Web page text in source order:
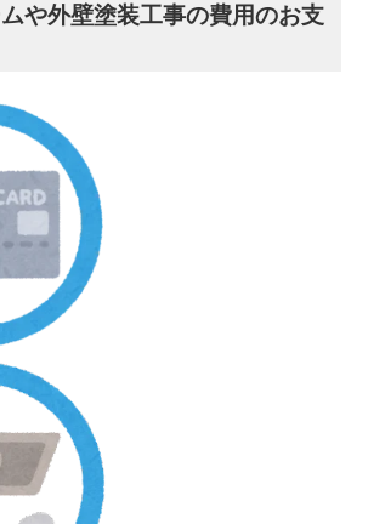
や外壁塗装工事の費用のお支